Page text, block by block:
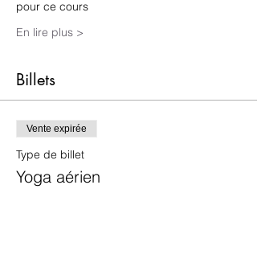
pour ce cours
En lire plus >
Billets
Vente expirée
Type de billet
Yoga aérien